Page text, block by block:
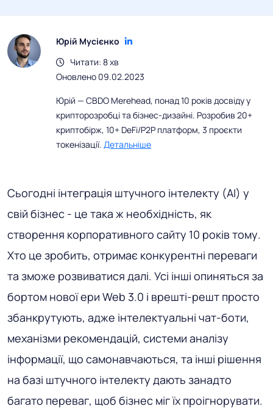
Юрій Мусієнко
Читати: 8 хв
Оновлено 09.02.2023
Юрій — CBDO Merehead, понад 10 років досвіду у
крипторозробці та бізнес-дизайні. Розробив 20+
криптобірж, 10+ DeFi/P2P платформ, 3 проєкти
токенізації. Детальніше
Сьогодні інтеграція штучного інтелекту (AI) у
свій бізнес - це така ж необхідність, як
створення корпоративного сайту 10 років тому.
Хто це зробить, отримає конкурентні переваги
та зможе розвиватися далі. Усі інші опиняться за
бортом нової ери Web 3.0 і врешті-решт просто
збанкрутують, адже інтелектуальні чат-боти,
механізми рекомендацій, системи аналізу
інформації, що самонавчаються, та інші рішення
на базі штучного інтелекту дають занадто
багато переваг, щоб бізнес міг їх проігнорувати.